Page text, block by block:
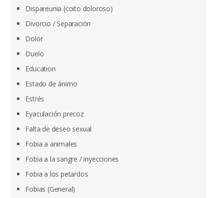
Dispareunia (coito doloroso)
Divorcio / Separación
Dolor
Duelo
Education
Estado de ánimo
Estrés
Eyaculación precoz
Falta de deseo sexual
Fobia a animales
Fobia a la sangre / inyecciones
Fobia a los petardos
Fobias (General)